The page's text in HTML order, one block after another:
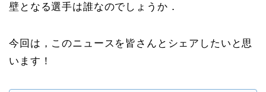
壁となる選手は誰なのでしょうか．
今回は，このニュースを皆さんとシェアしたいと思
います！